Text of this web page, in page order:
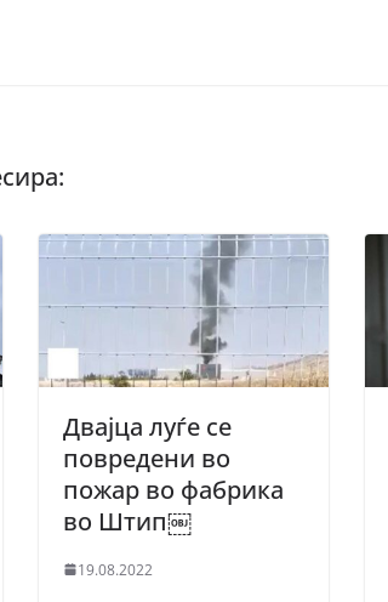
Двајца луѓе се
повредени во
пожар во фабрика
во Штип￼
19.08.2022